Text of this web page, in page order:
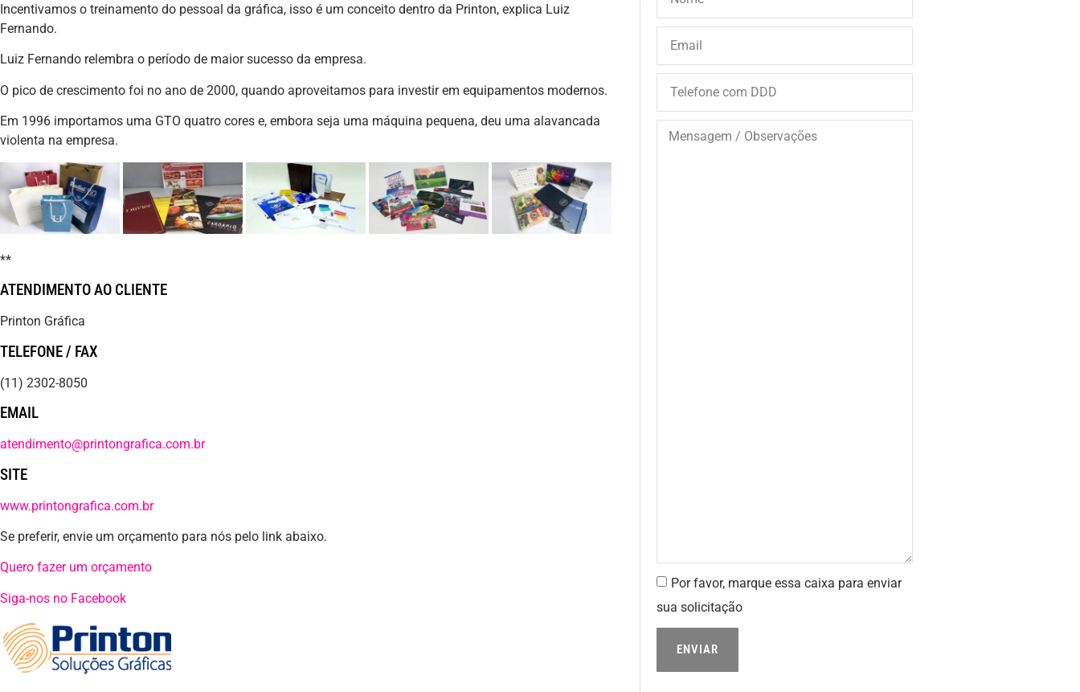
Incentivamos o treinamento do pessoal da gráfica, isso é um conceito dentro da Printon, explica Luiz
Fernando.
Luiz Fernando relembra o período de maior sucesso da empresa.
O pico de crescimento foi no ano de 2000, quando aproveitamos para investir em equipamentos modernos.
Em 1996 importamos uma GTO quatro cores e, embora seja uma máquina pequena, deu uma alavancada
violenta na empresa.
**
ATENDIMENTO AO CLIENTE
Printon Gráfica
TELEFONE / FAX
(11) 2302-8050
EMAIL
atendimento@printongrafica.com.br
SITE
www.printongrafica.com.br
Se preferir, envie um orçamento para nós pelo link abaixo.
Quero fazer um orçamento
Siga-nos no Facebook
Por favor, marque essa caixa para enviar
sua solicitação
ENVIAR